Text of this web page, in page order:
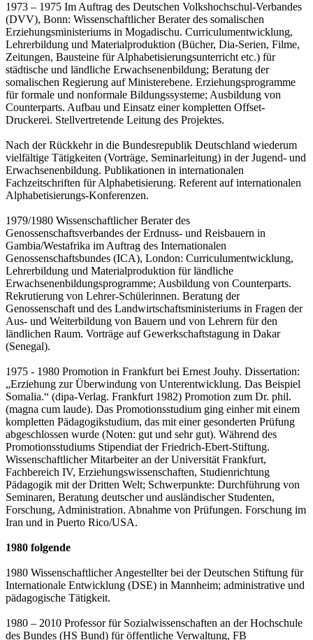
1973 – 1975 Im Auftrag des Deutschen Volkshochschul-Verbandes
(DVV), Bonn: Wissenschaftlicher Berater des somalischen
Erziehungsministeriums in Mogadischu. Curriculumentwicklung,
Lehrerbildung und Materialproduktion (Bücher, Dia-Serien, Filme,
Zeitungen, Bausteine für Alphabetisierungsunterricht etc.) für
städtische und ländliche Erwachsenenbildung; Beratung der
somalischen Regierung auf Ministerebene. Erziehungsprogramme
für formale und nonformale Bildungssysteme; Ausbildung von
Counterparts. Aufbau und Einsatz einer kompletten Offset-
Druckerei. Stellvertretende Leitung des Projektes.
Nach der Rückkehr in die Bundesrepublik Deutschland wiederum
vielfältige Tätigkeiten (Vorträge, Seminarleitung) in der Jugend- und
Erwachsenenbildung. Publikationen in internationalen
Fachzeitschriften für Alphabetisierung. Referent auf internationalen
Alphabetisierungs-Konferenzen.
1979/1980 Wissenschaftlicher Berater des
Genossenschaftsverbandes der Erdnuss- und Reisbauern in
Gambia/Westafrika im Auftrag des Internationalen
Genossenschaftsbundes (ICA), London: Curriculumentwicklung,
Lehrerbildung und Materialproduktion für ländliche
Erwachsenenbildungsprogramme; Ausbildung von Counterparts.
Rekrutierung von Lehrer-Schülerinnen. Beratung der
Genossenschaft und des Landwirtschaftsministeriums in Fragen der
Aus- und Weiterbildung von Bauern und von Lehrern für den
ländlichen Raum. Vorträge auf Gewerkschaftstagung in Dakar
(Senegal).
1975 - 1980 Promotion in Frankfurt bei Ernest Jouhy. Dissertation:
„Erziehung zur Überwindung von Unterentwicklung. Das Beispiel
Somalia.“ (dipa-Verlag. Frankfurt 1982) Promotion zum Dr. phil.
(magna cum laude). Das Promotionsstudium ging einher mit einem
kompletten Pädagogikstudium, das mit einer gesonderten Prüfung
abgeschlossen wurde (Noten: gut und sehr gut). Während des
Promotionsstudiums Stipendiat der Friedrich-Ebert-Stiftung.
Wissenschaftlicher Mitarbeiter an der Universität Frankfurt,
Fachbereich IV, Erziehungswissenschaften, Studienrichtung
Pädagogik mit der Dritten Welt; Schwerpunkte: Durchführung von
Seminaren, Beratung deutscher und ausländischer Studenten,
Forschung, Administration. Abnahme von Prüfungen. Forschung im
Iran und in Puerto Rico/USA.
1980 folgende
1980 Wissenschaftlicher Angestellter bei der Deutschen Stiftung für
Internationale Entwicklung (DSE) in Mannheim; administrative und
pädagogische Tätigkeit.
1980 – 2010 Professor für Sozialwissenschaften an der Hochschule
des Bundes (HS Bund) für öffentliche Verwaltung, FB